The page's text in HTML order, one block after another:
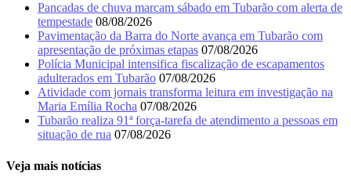
Pancadas de chuva marcam sábado em Tubarão com alerta de
tempestade 08/08/2026
Pavimentação da Barra do Norte avança em Tubarão com
apresentação de próximas etapas 07/08/2026
Polícia Municipal intensifica fiscalização de escapamentos
adulterados em Tubarão 07/08/2026
Atividade com jornais transforma leitura em investigação na
Maria Emília Rocha 07/08/2026
Tubarão realiza 91ª força-tarefa de atendimento a pessoas em
situação de rua 07/08/2026
Veja mais notícias